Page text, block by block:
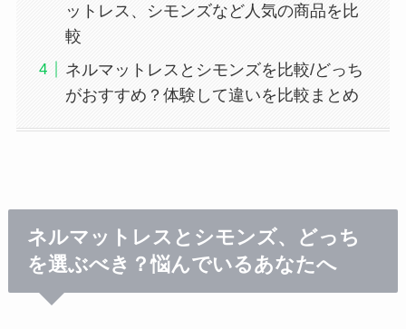
ットレス、シモンズなど人気の商品を比
較
ネルマットレスとシモンズを比較/どっち
がおすすめ？体験して違いを比較まとめ
ネルマットレスとシモンズ、どっち
を選ぶべき？悩んでいるあなたへ